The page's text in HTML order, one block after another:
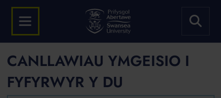
CANLLAWIAU YMGEISIO I
FYFYRWYR Y DU